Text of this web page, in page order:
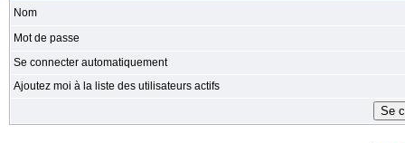
Nom
Mot de passe
Se connecter automatiquement
Ajoutez moi à la liste des utilisateurs actifs